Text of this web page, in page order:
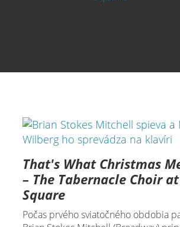
That's What Christmas
– The Tabernacle Choir
Square
Počas prvého sviatočného obdobia